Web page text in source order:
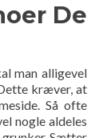
De
man alligevel
kræver, at
Så ofte
nogle aldeles